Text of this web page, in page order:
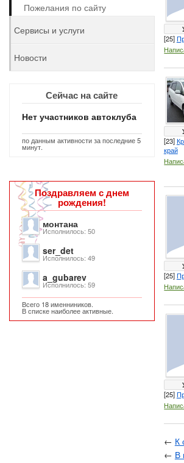
[25]
[23]
край
[25]
[25]
← К
← В
Пожелания по сайту
Сервисы и услуги
Новости
Сейчас на сайте
Нет участников автоклуба
по данным активности за последние 5
минут.
Поздравляем с днем
рождения!
монтана
Исполнилось: 50
ser_det
Исполнилось: 49
a_gubarev
Исполнилось: 59
Всего 18 именниников.
В списке наиболее активные.